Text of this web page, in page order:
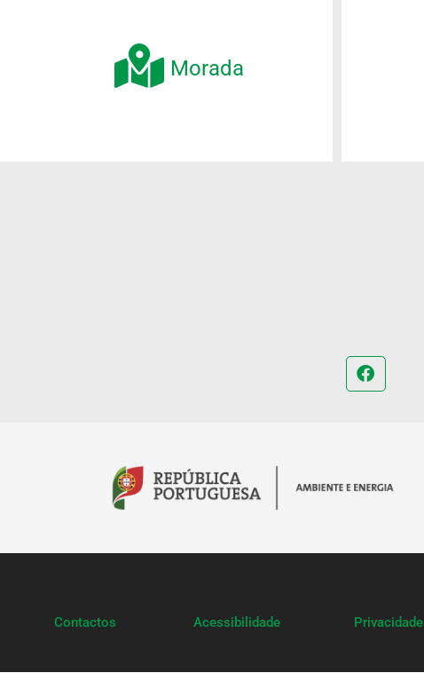
Morada
Contactos Acessibilidade Privacidade